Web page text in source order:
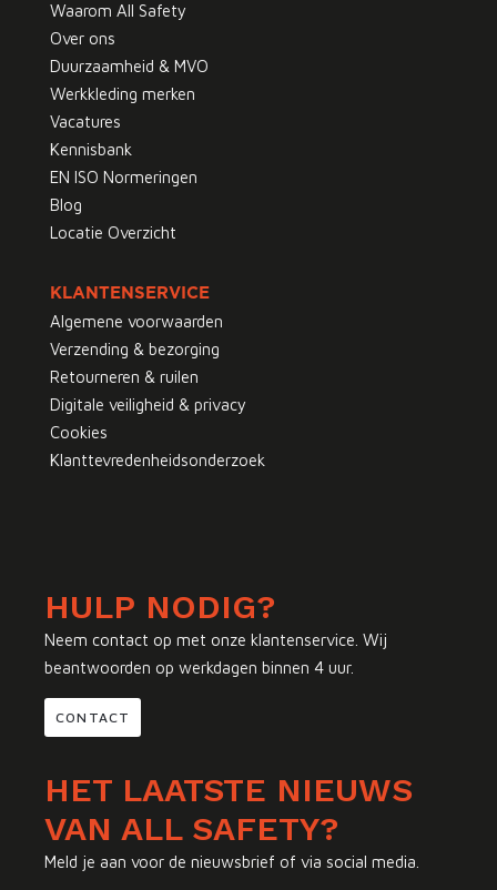
Waarom All Safety
Over ons
Duurzaamheid & MVO
Werkkleding merken
Vacatures
Kennisbank
EN ISO Normeringen
Blog
Locatie Overzicht
KLANTENSERVICE
Algemene voorwaarden
Verzending & bezorging
Retourneren & ruilen
Digitale veiligheid & privacy
Cookies
Klanttevredenheidsonderzoek
HULP NODIG?
Neem contact op met onze klantenservice. Wij
beantwoorden op werkdagen binnen 4 uur.
CONTACT
HET LAATSTE NIEUWS
VAN ALL SAFETY?
Meld je aan voor de nieuwsbrief of via social media.